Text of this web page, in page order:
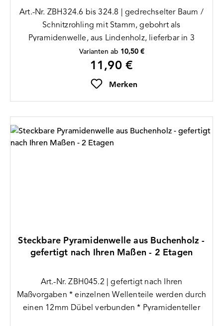
Art.-Nr. ZBH324.6 bis 324.8 | gedrechselter Baum /
Schnitzrohling mit Stamm, gebohrt als
Pyramidenwelle, aus Lindenholz, lieferbar in 3
Größen: 135, 175, 205mm
Varianten ab 10,50 €
Regulärer Preis:
11,90 €
Merken
Steckbare Pyramidenwelle aus Buchenholz -
gefertigt nach Ihren Maßen - 2 Etagen
Art.-Nr. ZBH045.2 | gefertigt nach Ihren
Maßvorgaben * einzelnen Wellenteile werden durch
einen 12mm Dübel verbunden * Pyramidenteller